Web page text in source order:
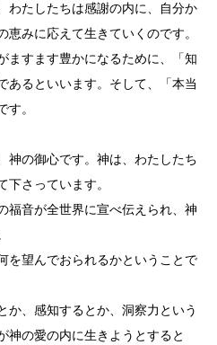
たしたちは感謝の内に、自分か
恵みに応えて生きていくのです。
すます豊かになるために、「知
あるといいます。そして、「本当
す。
の御心です。神は、わたしたち
下さっています。
音が全世界に宣べ伝えられ、神
望んでおられるかということで
、感知するとか、洞察力という
神の愛の内に生きようとすると